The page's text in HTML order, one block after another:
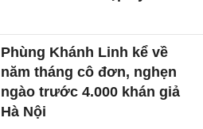
Phùng Khánh Linh kể về
năm tháng cô đơn, nghẹn
ngào trước 4.000 khán giả
Hà Nội